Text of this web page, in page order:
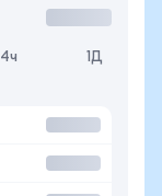
4ч 1Д